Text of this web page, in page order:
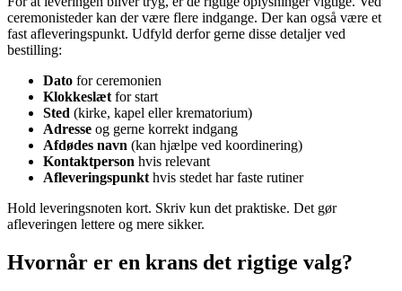
ceremonisteder kan der være flere indgange. Der kan også være et
fast afleveringspunkt. Udfyld derfor gerne disse detaljer ved
bestilling:
Dato for ceremonien
Klokkeslæt for start
Sted (kirke, kapel eller krematorium)
Adresse og gerne korrekt indgang
Afdødes navn (kan hjælpe ved koordinering)
Kontaktperson hvis relevant
Afleveringspunkt hvis stedet har faste rutiner
Hold leveringsnoten kort. Skriv kun det praktiske. Det gør
afleveringen lettere og mere sikker.
Hvornår er en krans det rigtige valg?